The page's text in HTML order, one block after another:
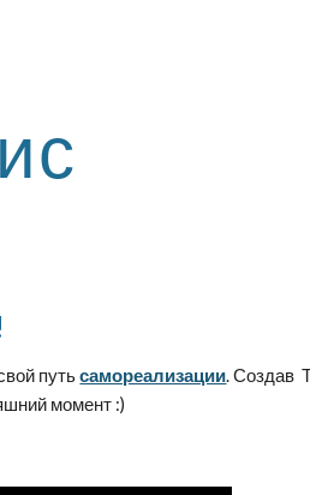
путьсамореализации. Создав
момент :)